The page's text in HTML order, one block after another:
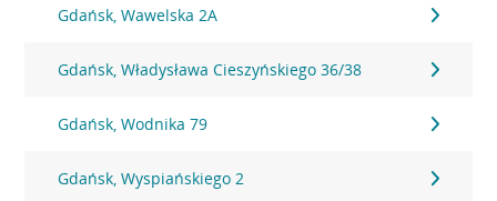
Gdańsk, Wawelska 2A
Gdańsk, Władysława Cieszyńskiego 36/38
Gdańsk, Wodnika 79
Gdańsk, Wyspiańskiego 2